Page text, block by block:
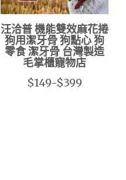
汪洽普 機能雙效麻花捲
狗用潔牙骨 狗點心 狗
零食 潔牙骨 台灣製造
毛掌櫃寵物店
$149-$399